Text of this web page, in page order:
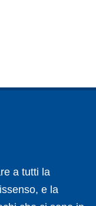
a tutti la
e la